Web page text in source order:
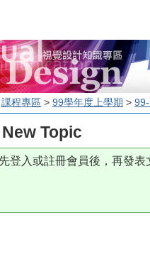
課程專區 > 99學年度上學期 >
Topic
登入或註冊會員後，再發表